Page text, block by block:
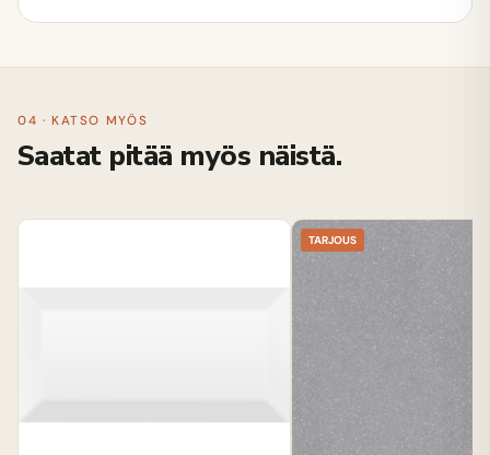
04 · KATSO MYÖS
Saatat pitää myös näistä.
TARJOUS